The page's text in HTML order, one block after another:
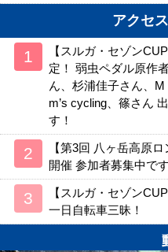
アクセ
【スルガ・セゾン
定！ 弱虫ペダル原作
ん、杉浦佳子さん、
m’s cycling、篠さん
す！
【第3回 八ヶ岳高原
開催 参加者募集中です
【スルガ・セゾン
一日自転車三昧！